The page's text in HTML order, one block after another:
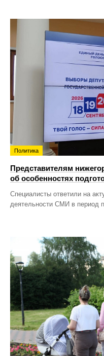
Политика
Представителям
об особенностях
Специалисты ответили на
деятельности СМИ в период